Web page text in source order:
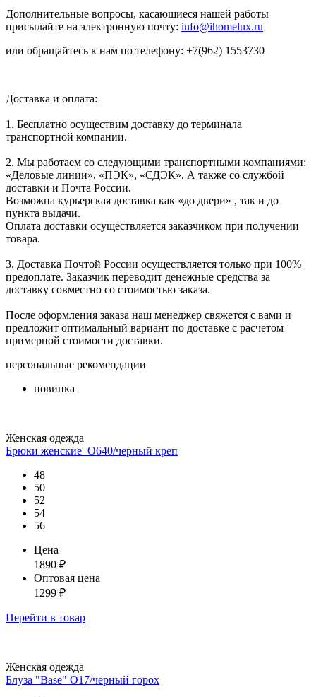
Дополнительные вопросы, касающиеся нашей работы
присылайте на электронную почту: info@ihomelux.ru
или обращайтесь к нам по телефону: +7(962) 1553730
Доставка и оплата:
1. Бесплатно осуществим доставку до терминала
транспортной компании.
2. Мы работаем со следующими транспортными компаниями:
«Деловые линии», «ПЭК», «СДЭК». А также со службой
доставки и Почта России.
Возможна курьерская доставка как «до двери» , так и до
пункта выдачи.
Оплата доставки осуществляется заказчиком при получении
товара.
3. Доставка Почтой России осуществляется только при 100%
предоплате. Заказчик переводит денежные средства за
доставку совместно со стоимостью заказа.
После оформления заказа наш менеджер свяжется с вами и
предложит оптимальный вариант по доставке с расчетом
примерной стоимости доставки.
персональные рекомендации
новинка
Женская одежда
Брюки женские_О640/черный креп
48
50
52
54
56
Цена
1890 ₽
Оптовая цена
1299 ₽
Перейти в товар
Женская одежда
Блуза "Base" О17/черный горох